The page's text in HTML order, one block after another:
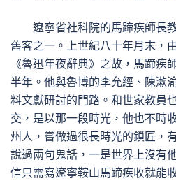
遼寧省社科院的馬蹄疾師長
舊客之一。上世紀八十年月末，
《魯迅年夜辭典》之故，馬蹄疾
半年。他與魯博的李允經、陳漱
料文獻研討的門路。和世家教員
交，是以那一段時光，他也不時
州人，嘗做過很長時光的鎖匠，
說過兩句鬼話，一是世界上沒有
信只需寫遼寧鞍山馬蹄疾收就能